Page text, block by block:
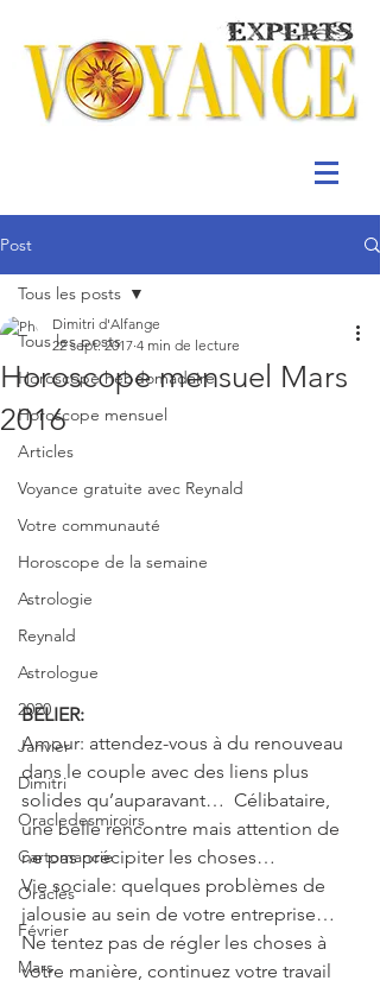
Post
Tous les posts
Horoscope hebdomadaire
Horoscope mensuel
Articles
Voyance gratuite avec Reynald
Votre communauté
Horoscope de la semaine
Astrologie
Reynald
Astrologue
2020
Janvier
Dimitri
Oracledesmiroirs
Cartomancie
Oracles
Février
Mars
Tous les posts
Horoscope mensuel Mars
2016
Dimitri d'Alfange
22 sept. 2017 4 min de lecture
BELIER:
Amour: attendez-vous à du renouveau
dans le couple avec des liens plus
solides qu’auparavant…  Célibataire,
une belle rencontre mais attention de
ne pas précipiter les choses…
Vie sociale: quelques problèmes de
jalousie au sein de votre entreprise…
Ne tentez pas de régler les choses à
votre manière, continuez votre travail